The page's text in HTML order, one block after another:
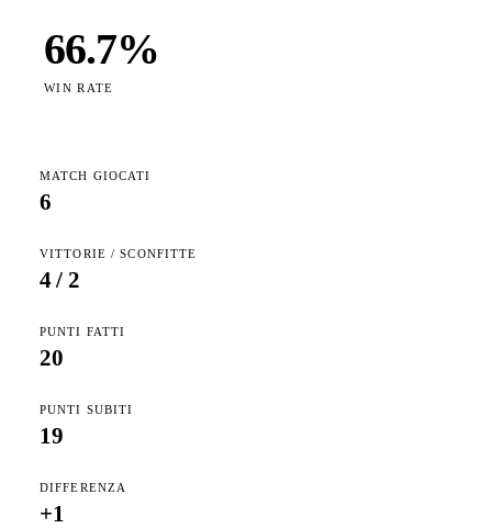
66.7%
WIN RATE
MATCH GIOCATI
6
VITTORIE / SCONFITTE
4/ 2
PUNTI FATTI
20
PUNTI SUBITI
19
DIFFERENZA
+1